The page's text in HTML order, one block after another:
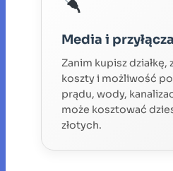
Media i przyłącza
Zanim kupisz działkę,
koszty i możliwość
prądu, wody,
może kosztować
złotych.